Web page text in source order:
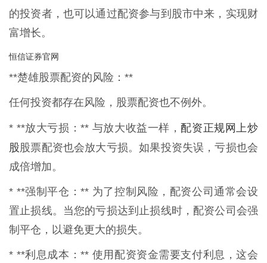
的投资者，也可以通过配资参与到股市中来，实现财
富增长。
恒信证券官网
**楚雄股票配资的风险：**
任何投资都存在风险，股票配资也不例外。
* **放大亏损：** 与放大收益一样，配资正规网上炒
股股票配资也会放大亏损。如果投资失误，亏损也会
成倍增加。
* **强制平仓：** 为了控制风险，配资公司通常会设
置止损线。当您的亏损达到止损线时，配资公司会强
制平仓，以避免更大的损失。
* **利息成本：** 使用配资资金需要支付利息，这会